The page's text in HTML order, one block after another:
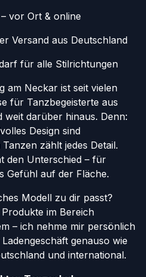
vor Ort & online
Versand aus Deutschland
für alle Stilrichtungen
am Neckar ist seit vielen
für Tanzbegeisterte aus
weit darüber hinaus. Denn:
Design sind
zählt jedes Detail.
den Unterschied – für
Gefühl auf der Fläche.
Modell zu dir passt?
im Bereich
– ich nehme mir persönlich
genauso wie
und international.